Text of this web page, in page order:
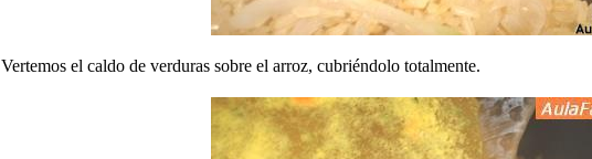
Vertemos el caldo de verduras sobre el arroz, cubriéndolo totalmente.